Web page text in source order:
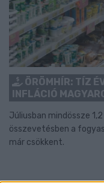
ÖRÖMHÍR: TÍZ
INFLÁCIÓ
Júliusban mindössze
összevetésben a
már csökkent.